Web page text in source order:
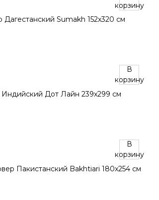
корзину
В
корзину
В
корзину